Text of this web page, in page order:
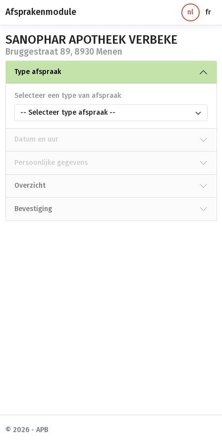
Afsprakenmodule nl fr
SANOPHAR APOTHEEK VERBEKE
Bruggestraat 89, 8930 Menen
Type afspraak
Selecteer een type van afspraak
-- Selecteer type afspraak --
Datum en uur
Persoonlijke gegevens
Overzicht
Bevestiging
© 2026 - APB